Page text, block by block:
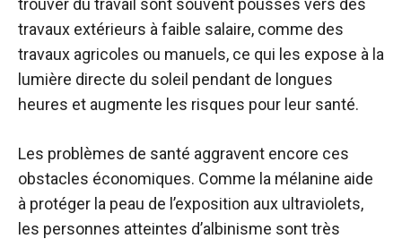
trouver du travail sont souvent poussés vers des
travaux extérieurs à faible salaire, comme des
travaux agricoles ou manuels, ce qui les expose à la
lumière directe du soleil pendant de longues
heures et augmente les risques pour leur santé.
Les problèmes de santé aggravent encore ces
obstacles économiques. Comme la mélanine aide
à protéger la peau de l’exposition aux ultraviolets,
les personnes atteintes d’albinisme sont très